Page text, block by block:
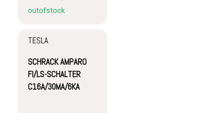
outofstock
TESLA
SCHRACK AMPARO
FI/LS-SCHALTER
C16A/30MA/6KA